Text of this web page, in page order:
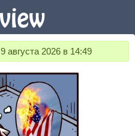
9 августа 2026 в 14:49